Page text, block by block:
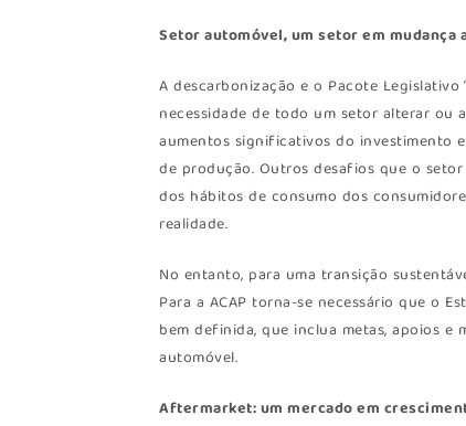
Setor automóvel, um setor em mudança
A descarbonização e o Pacote
necessidade de todo um setor alterar ou
aumentos significativos do investimento
de produção. Outros desafios que o
dos hábitos de consumo dos
realidade.
No entanto, para uma transição
Para a ACAP torna-se necessário que o
bem definida, que inclua metas, apoios
automóvel.
Aftermarket: um mercado em